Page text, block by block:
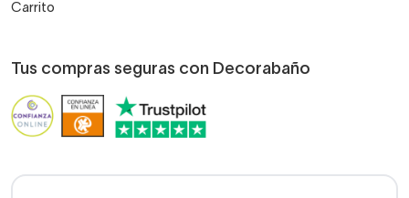
Carrito
Tus compras seguras con Decorabaño